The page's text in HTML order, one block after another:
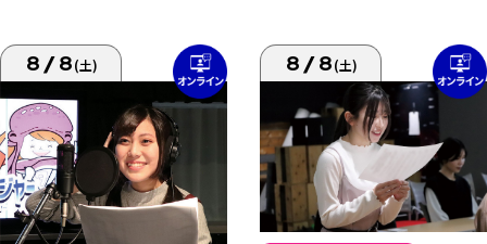
8/8(土) 8/8(土)